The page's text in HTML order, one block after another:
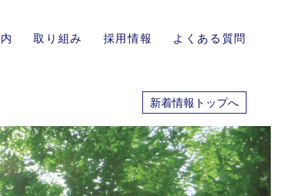
取り組み 採用情報 よくある質問
新着情報トップへ